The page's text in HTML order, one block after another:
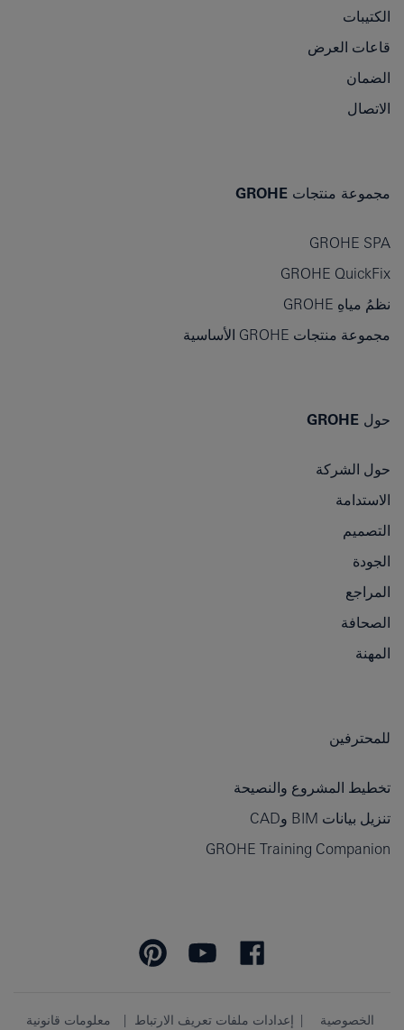
الكتيبات
قاعات العرض
الضمان
الاتصال
مجموعة منتجات GROHE
GROHE SPA
GROHE QuickFix
نظمُ مياهِ GROHE
مجموعة منتجات GROHE الأساسية
حول GROHE
حول الشركة
الاستدامة
التصميم
الجودة
المراجع
الصحافة
المهنة
للمحترفين
تخطيط المشروع والنصيحة
تنزيل بيانات BIM وCAD
GROHE Training Companion
الخصوصية إعدادات ملفات تعريف الارتباط معلومات قانونية